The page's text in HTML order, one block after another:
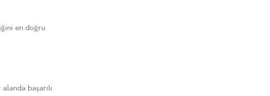
en doğru
başarılı